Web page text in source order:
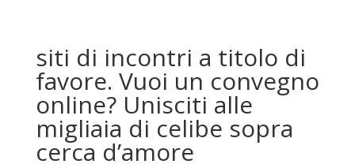
siti di incontri a titolo di
favore. Vuoi un convegno
online? Unisciti alle
migliaia di celibe sopra
cerca d’amore